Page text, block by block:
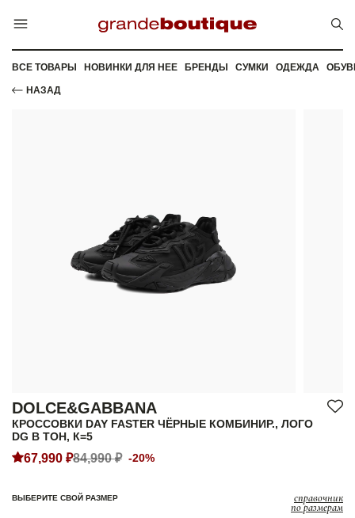
ВСЕ ТОВАРЫ НОВИНКИ ДЛЯ НЕЕ БРЕНДЫ СУМКИ ОДЕЖДА
НАЗАД
DOLCE&GABBANA
КРОССОВКИ DAY FASTER ЧЁРНЫЕ КОМБИНИР., ЛОГО
DG В ТОН, К=5
67,990 ₽84,990 ₽ -20%
ВЫБЕРИТЕ СВОЙ РАЗМЕР справочник
по размерам